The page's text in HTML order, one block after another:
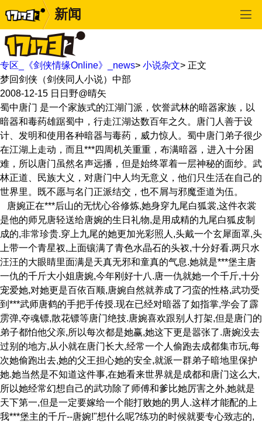
新闻
专区_《剑侠情缘Online》_news> 小说杂文> 正文
梦回剑侠（剑侠同人小说）中部
2008-12-15 日日野@晴矢
蜀中唐门 是一个家族式的江湖门派，饮誉武林的暗器家族，以
暗器和毒药雄踞蜀中，行走江湖达数百年之久。唐门人善于设
计、发明和使用各种暗器与毒药，威力惊人。蜀中唐门弟子很少
在江湖上走动，而且***四周机关重重，布满暗器，进入十分困
难，所以唐门虽然名声远播，但是始终罩着一层神秘的面纱。武
林正道、民族大义，对唐门中人均无意义，他们只生活在自己的
世界里。既不愿与名门正派结交，也不屑与邪魔歪道为伍。
唐婉正在***后山的无忧心谷修炼,她身穿九尾白狐裳,这件衣裳
是他的师兄唐轻送给唐婉的生日礼物,是用成精的九尾白狐皮制
成的,非常珍贵.穿上九尾的她更加光彩照人,头戴一个玄犀面罩,头
上带一个青星衩,上面镶满了青色水晶石的头衩,十分好看.两只水
汪汪的大眼睛里面满是天真无邪和童真的气息.她就是***堡主唐
一仇的千斤大小姐唐婉,今年刚好十八.唐一仇就她一个千斤,十分
宠爱她,对她更是百依百顺,唐婉自然就养成了刁蛮的性格,武功受
到***武师唐鹤的手把手传授.现在已经对暗器了如指掌,学会了霹
雳弹,夺魂镖,散花镖等唐门绝技.唐婉喜欢跟别人打架,但是唐门的
弟子都怕他父亲,所以每次都是她赢,她这下更是嚣张了.唐婉没去
过别的地方,从小就在唐门长大,经常一个人偷跑去成都集市玩,每
次她偷跑出去,她的父王担心她的安全,就派一群弟子暗地里保护
她.她当然是不知道这件事,在她看来世界就是成都和唐门这么大,
所以她经常幻想自己的武功除了师傅和爹比她厉害之外,她就是
天下第一,但是一定要嫁给一个能打败她的男人.这样才能配的上
我***堡主的千斤--唐婉!"想什么呢?练功的时候就要专心致志的,